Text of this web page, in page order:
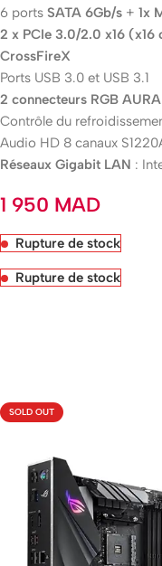
6 ports SATA 6Gb/s + 1x
2 x PCIe 3.0/2.0 x16
CrossFireX
Ports USB 3.0 et USB 3.1
2 connecteurs RGB
Contrôle du
Audio HD 8 canaux
Réseaux Gigabit LAN :
1 950 MAD
Rupture de stock
Rupture de stock
SOLD OUT